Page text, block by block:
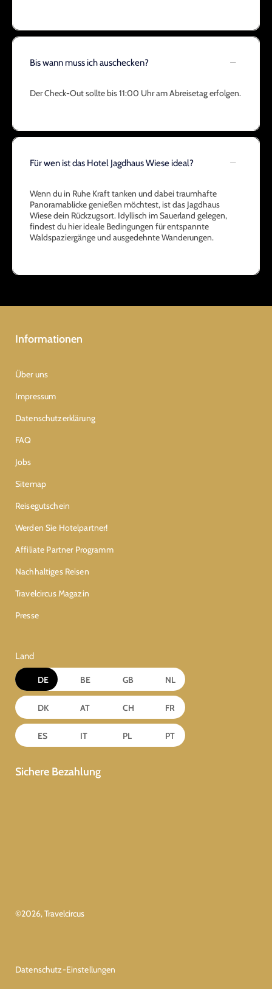
Bis wann muss ich auschecken?
Der Check-Out sollte bis 11:00 Uhr am Abreisetag erfolgen.
Für wen ist das Hotel Jagdhaus Wiese ideal?
Wenn du in Ruhe Kraft tanken und dabei traumhafte
Panoramablicke genießen möchtest, ist das Jagdhaus
Wiese dein Rückzugsort. Idyllisch im Sauerland gelegen,
findest du hier ideale Bedingungen für entspannte
Waldspaziergänge und ausgedehnte Wanderungen.
Informationen
Über uns
Impressum
Datenschutzerklärung
FAQ
Jobs
Sitemap
Reisegutschein
Werden Sie Hotelpartner!
Affiliate Partner Programm
Nachhaltiges Reisen
Travelcircus Magazin
Presse
Land
DE BE GB NL
DK AT CH FR
ES IT PL PT
Sichere Bezahlung
©2026, Travelcircus
Datenschutz-Einstellungen